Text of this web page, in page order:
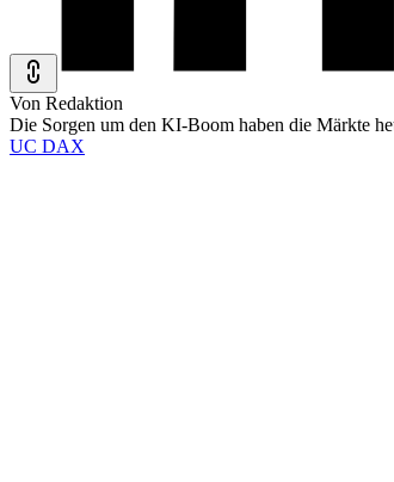
Von Redaktion
Die Sorgen um den KI-Boom haben die Märkte
UC DAX